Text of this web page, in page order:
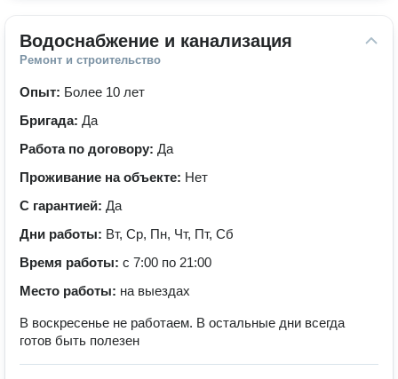
Водоснабжение и канализация
Ремонт и строительство
Опыт: Более 10 лет
Бригада: Да
Работа по договору: Да
Проживание на объекте: Нет
С гарантией: Да
Дни работы: Вт, Ср, Пн, Чт, Пт, Сб
Время работы: с 7:00 по 21:00
Место работы: на выездах
В воскресенье не работаем. В остальные дни всегда
готов быть полезен